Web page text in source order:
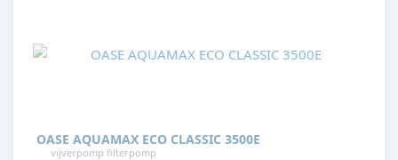
OASE AQUAMAX ECO CLASSIC 3500E
vijverpomp filterpomp